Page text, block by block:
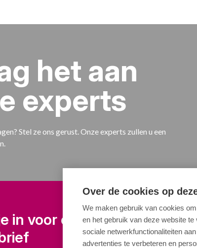
het aan
experts
Stel ze ons gerust. Onze experts zullen u een
in voor onze
Over de cookies op
We maken gebruik van cookies
en het gebruik van deze website
sociale netwerkfunctionaliteiten
advertenties te verbeteren en